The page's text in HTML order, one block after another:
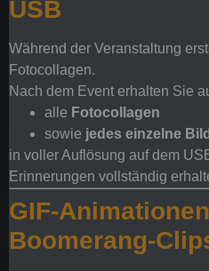
USB
Während der Veranstaltung
Fotocollagen.
Nach dem Event erhalten Sie
alle Fotocollagen
sowie jedes einzelne
in voller Auflösung auf dem
Erinnerungen vollständig
GIF-
Boomerang-